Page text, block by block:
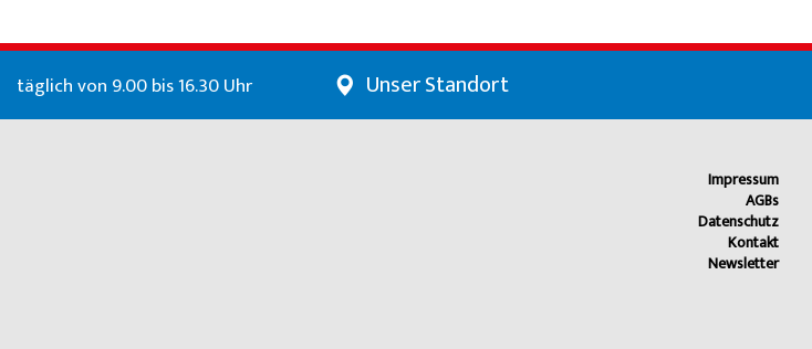
täglich von 9.00 bis 16.30 Uhr Unser Standort
Impressum
AGBs
Datenschutz
Kontakt
Newsletter